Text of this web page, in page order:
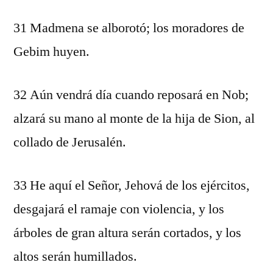
31 Madmena se alborotó; los moradores de
Gebim huyen.
32 Aún vendrá día cuando reposará en Nob;
alzará su mano al monte de la hija de Sion, al
collado de Jerusalén.
33 He aquí el Señor, Jehová de los ejércitos,
desgajará el ramaje con violencia, y los
árboles de gran altura serán cortados, y los
altos serán humillados.